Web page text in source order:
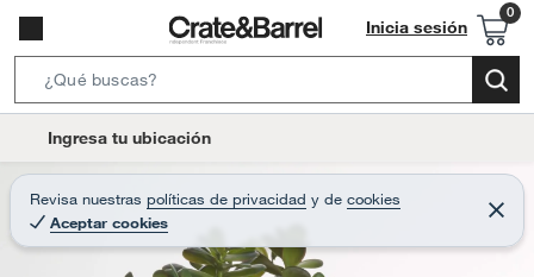
Inicia sesión
e
r
c
B
t
Ingresa tu ubicación
Revisa nuestras políticas de privacidad y de cookies
Aceptar cookies
C
e
r